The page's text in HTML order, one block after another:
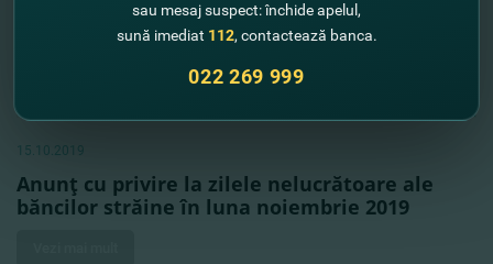
15.10.2019
Anunţ cu privire la zilele nelucrătoare ale
băncilor străine în luna noiembrie 2019
sau mesaj suspect: închide apelul,
sună imediat 112, contactează banca.
022 269 999